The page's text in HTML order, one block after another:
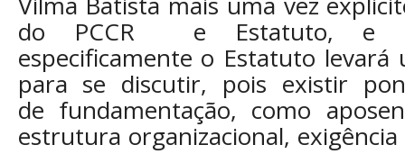
do PCCR e Estatuto, e
especificamente o Estatuto
para se discutir, pois existir
de fundamentação, como
estrutura organizacional,